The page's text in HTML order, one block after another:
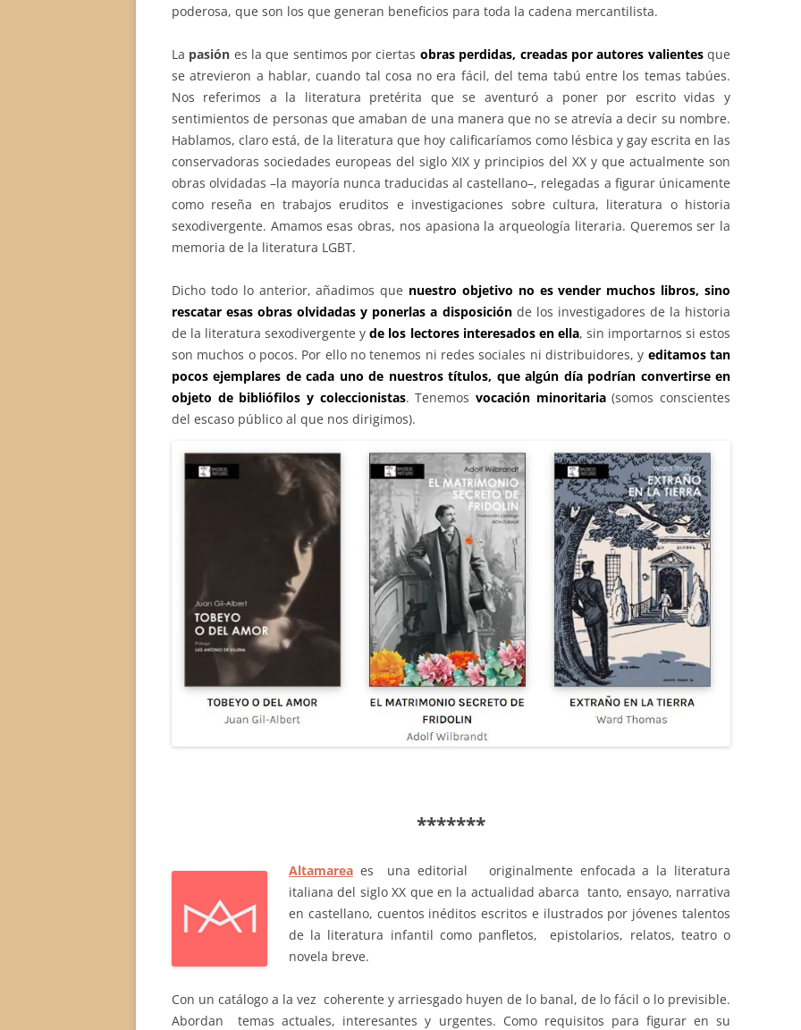
poderosa, que son los que generan beneficios para toda la cadena mercantilista.
La pasión es la que sentimos por ciertas obras perdidas, creadas por autores valientes que
se atrevieron a hablar, cuando tal cosa no era fácil, del tema tabú entre los temas tabúes.
Nos referimos a la literatura pretérita que se aventuró a poner por escrito vidas y
sentimientos de personas que amaban de una manera que no se atrevía a decir su nombre.
Hablamos, claro está, de la literatura que hoy calificaríamos como lésbica y gay escrita en las
conservadoras sociedades europeas del siglo XIX y principios del XX y que actualmente son
obras olvidadas –la mayoría nunca traducidas al castellano–, relegadas a figurar únicamente
como reseña en trabajos eruditos e investigaciones sobre cultura, literatura o historia
sexodivergente. Amamos esas obras, nos apasiona la arqueología literaria. Queremos ser la
memoria de la literatura LGBT.
Dicho todo lo anterior, añadimos que nuestro objetivo no es vender muchos libros, sino
rescatar esas obras olvidadas y ponerlas a disposiciónde los investigadores de la historia
de la literatura sexodivergente y de los lectores interesados en ella, sin importarnos si estos
son muchos o pocos. Por ello no tenemos ni redes sociales ni distribuidores, y editamos tan
pocos ejemplares de cada uno de nuestros títulos, que algún día podrían convertirse en
objeto de bibliófilos y coleccionistas. Tenemosvocación minoritaria (somos conscientes
del escaso público al que nos dirigimos).
*******
Altamarea es una editorial originalmente enfocada a la literatura
italiana del siglo XX que en la actualidad abarca tanto, ensayo, narrativa
en castellano, cuentos inéditos escritos e ilustrados por jóvenes talentos
de la literatura infantil como panfletos, epistolarios, relatos, teatro o
novela breve.
Con un catálogo a la vez coherente y arriesgado huyen de lo banal, de lo fácil o lo previsible.
Abordan
temas actuales, interesantes y urgentes. Como requisitos para figurar en su